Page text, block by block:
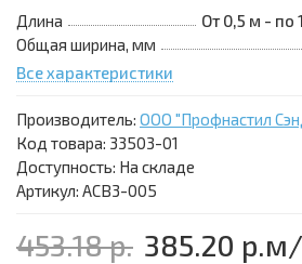
Длина
От 0,5 м - по
Общая ширина, мм
Все характеристики
Производитель: ООО "Профнастил
Код товара: 33503-01
Доступность: На складе
Артикул: АСВ3-005
453.18 р. 385.20 р.